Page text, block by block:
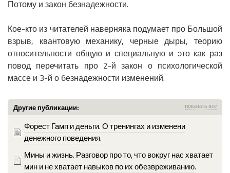
Потому и закон безнадежности.
Кое-кто из читателей наверняка подумает про Большой
взрыв, квантовую механику, черные дыры, теорию
относительности общую и специальную и это как раз
повод перечитать про 2-й закон о психологической
массе и 3-й о безнадежности изменений.
показать все
Другие публикации:
Форест Гамп и деньги. О тренингах и изменени
денежного поведения.
Мины и жизнь. Разговор про то, что вокруг нас хватает
мин и не хватает навыков по их обезвреживанию.